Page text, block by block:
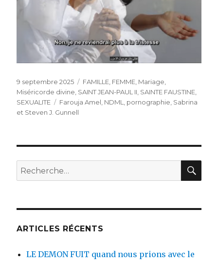
Publié
le
9 septembre 2025 Catégories
FAMILLE FEMME Mariage
Miséricorde divine SAINT JEAN-PAUL II SAINTE FAUSTINE
SEXUALITE
Étiquettes
Farouja Amel NDML pornographie Sabrina
et Steven J. Gunnell
Recherche
pour
ARTICLES RÉCENTS
LE DEMON FUIT quand nous prions avec le